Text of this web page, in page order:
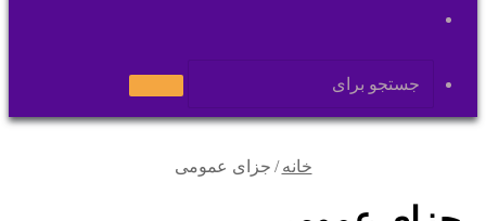
پوسته
جستجو
برای
خانه / جزای عمومی